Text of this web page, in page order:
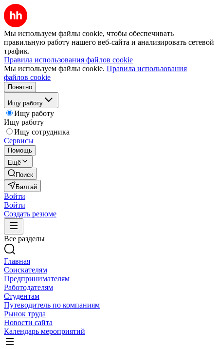
Мы используем файлы cookie, чтобы обеспечивать
правильную работу нашего веб-сайта и анализировать сетевой
трафик.
Правила использования файлов cookie
Мы используем файлы cookie. Правила использования
файлов cookie
Понятно
Ищу работу
Ищу работу
Ищу работу
Ищу сотрудника
Сервисы
Помощь
Ещё
Поиск
Балтай
Войти
Войти
Создать резюме
Все разделы
Главная
Соискателям
Предпринимателям
Работодателям
Студентам
Путеводитель по компаниям
Рынок труда
Новости сайта
Календарь мероприятий